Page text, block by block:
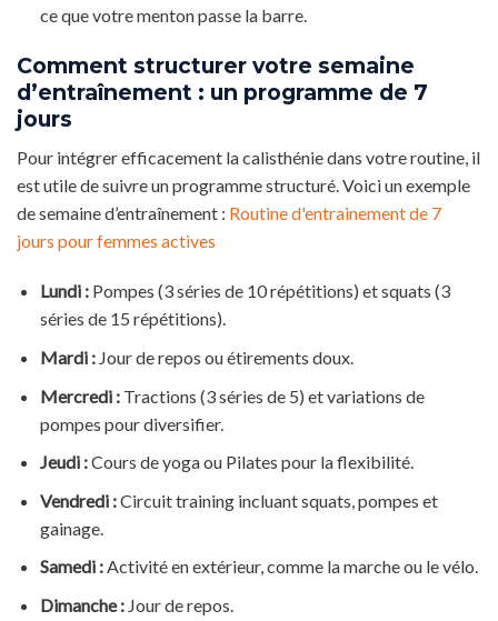
ce que votre menton passe la barre.
Comment structurer votre semaine
d’entraînement : un programme de 7
jours
Pour intégrer efficacement la calisthénie dans votre routine, il
est utile de suivre un programme structuré. Voici un exemple
de semaine d’entraînement : Routine d'entrainement de 7
jours pour femmes actives
Lundi :Pompes (3 séries de 10 répétitions) et squats (3
séries de 15 répétitions).
Mardi :Jour de repos ou étirements doux.
Mercredi :Tractions (3 séries de 5) et variations de
pompes pour diversifier.
Jeudi :Cours de yoga ou Pilates pour la flexibilité.
Vendredi :Circuit training incluant squats, pompes et
gainage.
Samedi :Activité en extérieur, comme la marche ou le vélo.
Dimanche :Jour de repos.